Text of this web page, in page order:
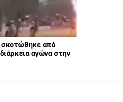
σκοτώθηκε από
αγώνα στην